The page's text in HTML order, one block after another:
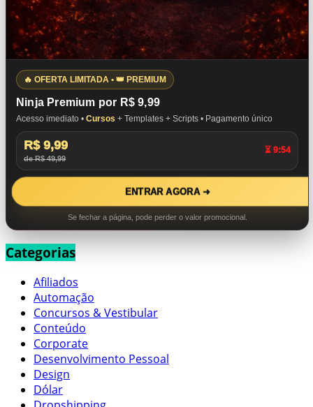
🔥 OFERTA LIMITADA • 👑 PREMIUM
Ninja Premium por R$ 9,99
Acesso imediato • Cursos + Templates + Scripts • Pagamento único
R$ 9,99
de R$ 49,99
⏳ 9:53
ENTRAR AGORA ➜
Se fechar a página, pode perder o valor promocional.
Categorias
Afiliados
Automação
Concursos & Vestibular
Conteúdo
Corporate
Desenvolvimento Pessoal
Design
Dólar